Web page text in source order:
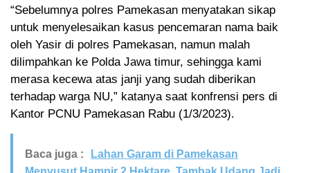
“Sebelumnya polres Pamekasan menyatakan sikap
untuk menyelesaikan kasus pencemaran nama baik
oleh Yasir di polres Pamekasan, namun malah
dilimpahkan ke Polda Jawa timur, sehingga kami
merasa kecewa atas janji yang sudah diberikan
terhadap warga NU,” katanya saat konfrensi pers di
Kantor PCNU Pamekasan Rabu (1/3/2023).
Baca juga :
Lahan Garam di Pamekasan